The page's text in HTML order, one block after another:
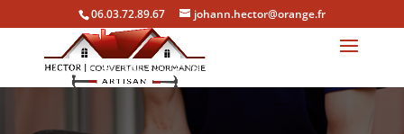
06.03.72.89.67 johann.hector@orange.fr